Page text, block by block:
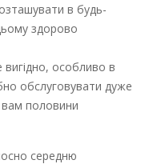
в будь-
здорово
особливо в
обслуговувати дуже
половини
середню